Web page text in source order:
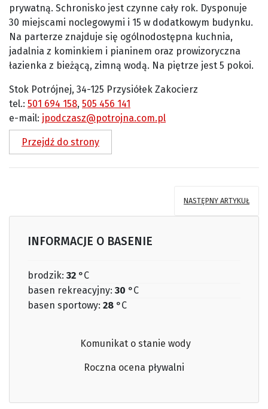
prywatną. Schronisko jest czynne cały rok. Dysponuje
30 miejscami noclegowymi i 15 w dodatkowym budynku.
Na parterze znajduje się ogólnodostępna kuchnia,
jadalnia z kominkiem i pianinem oraz prowizoryczna
łazienka z bieżącą, zimną wodą. Na piętrze jest 5 pokoi.
Stok Potrójnej, 34-125 Przysiółek Zakocierz
tel.: 501 694 158, 505 456 141
e-mail: jpodczasz@potrojna.com.pl
Przejdź do strony
NASTĘPNY ARTYKUŁ
INFORMACJE O BASENIE
brodzik: 32 °C
basen rekreacyjny: 30 °C
basen sportowy: 28 °C
Komunikat o stanie wody
Roczna ocena pływalni